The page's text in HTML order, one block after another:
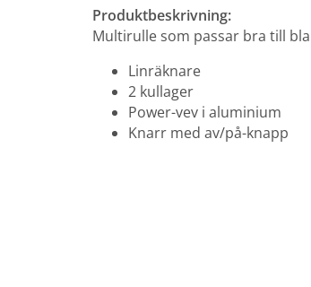
Produktbeskrivning:
Multirulle som passar bra till
Linräknare
2 kullager
Power-vev i aluminium
Knarr med av/på-knapp